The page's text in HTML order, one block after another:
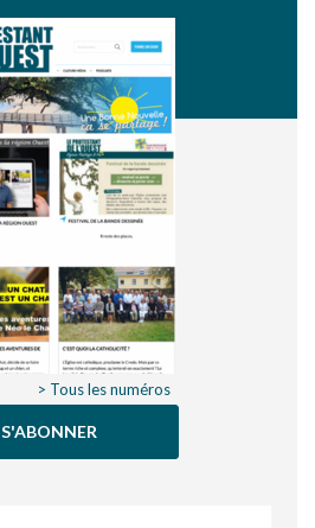
> Tous les numéros
S'ABONNER